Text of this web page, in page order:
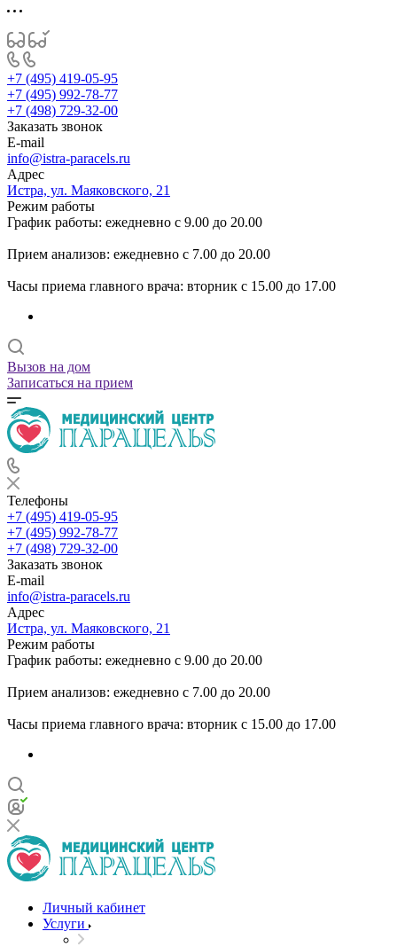
+7 (495) 419-05-95
+7 (495) 992-78-77
+7 (498) 729-32-00
Заказать звонок
E-mail
info@istra-paracels.ru
Адрес
Истра, ул. Маяковского, 21
Режим работы
График работы: ежедневно с 9.00 до 20.00
Прием анализов: ежедневно с 7.00 до 20.00
Часы приема главного врача: вторник с 15.00 до 17.00
Вызов на дом
Записаться на прием
Телефоны
+7 (495) 419-05-95
+7 (495) 992-78-77
+7 (498) 729-32-00
Заказать звонок
E-mail
info@istra-paracels.ru
Адрес
Истра, ул. Маяковского, 21
Режим работы
График работы: ежедневно с 9.00 до 20.00
Прием анализов: ежедневно с 7.00 до 20.00
Часы приема главного врача: вторник с 15.00 до 17.00
Личный кабинет
Услуги